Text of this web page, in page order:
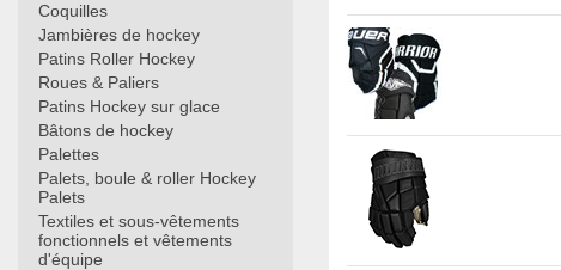
Coquilles
Jambières de hockey
Patins Roller Hockey
Roues & Paliers
Patins Hockey sur glace
Bâtons de hockey
Palettes
Palets, boule & roller Hockey
Palets
Textiles et sous-vêtements
fonctionnels et vêtements
d'équipe